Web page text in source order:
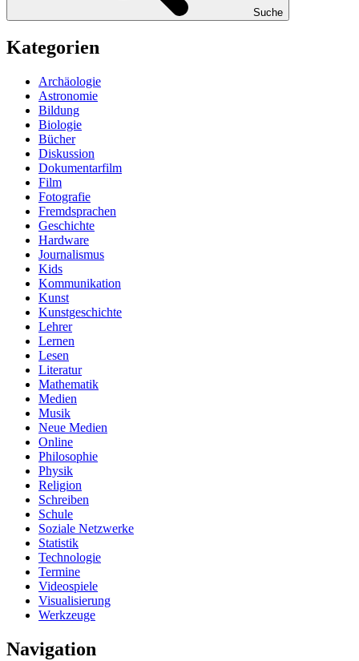
Suche
Kategorien
Archäologie
Astronomie
Bildung
Biologie
Bücher
Diskussion
Dokumentarfilm
Film
Fotografie
Fremdsprachen
Geschichte
Hardware
Journalismus
Kids
Kommunikation
Kunst
Kunstgeschichte
Lehrer
Lernen
Lesen
Literatur
Mathematik
Medien
Musik
Neue Medien
Online
Philosophie
Physik
Religion
Schreiben
Schule
Soziale Netzwerke
Statistik
Technologie
Termine
Videospiele
Visualisierung
Werkzeuge
Navigation